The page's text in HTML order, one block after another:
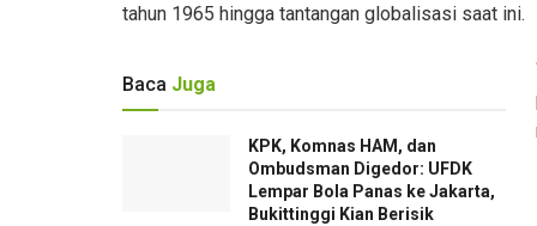
tahun 1965 hingga tantangan globalisasi saat ini.
Baca Juga
KPK, Komnas HAM, dan
Ombudsman Digedor: UFDK
Lempar Bola Panas ke Jakarta,
Bukittinggi Kian Berisik